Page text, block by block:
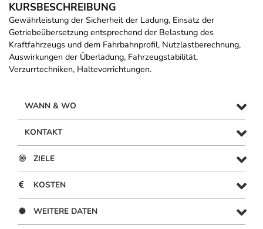
KURSBESCHREIBUNG
Gewährleistung der Sicherheit der Ladung, Einsatz der
Getriebeübersetzung entsprechend der Belastung des
Kraftfahrzeugs und dem Fahrbahnprofil, Nutzlastberechnung,
Auswirkungen der Überladung, Fahrzeugstabilität,
Verzurrtechniken, Haltevorrichtungen.
WANN & WO
KONTAKT
ZIELE
KOSTEN
WEITERE DATEN